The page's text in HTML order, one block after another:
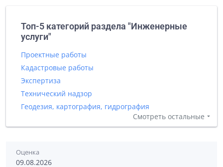
Топ-5 категорий раздела "Инженерные
услуги"
Проектные работы
Кадастровые работы
Экспертиза
Технический надзор
Геодезия, картография, гидрография
Смотреть остальные
Оценка
09.08.2026